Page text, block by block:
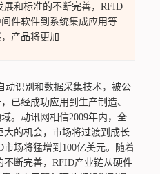
和标准的不断完善，RFID
件软件到系统集成应用等
产品将更加
识别和数据采集技术，被公
已经成功应用到生产制造、
。动讯网相信2009年内，全
的机会，市场将过渡到成长
场将猛增到100亿美元。随着
断完善，RFID产业链从硬件